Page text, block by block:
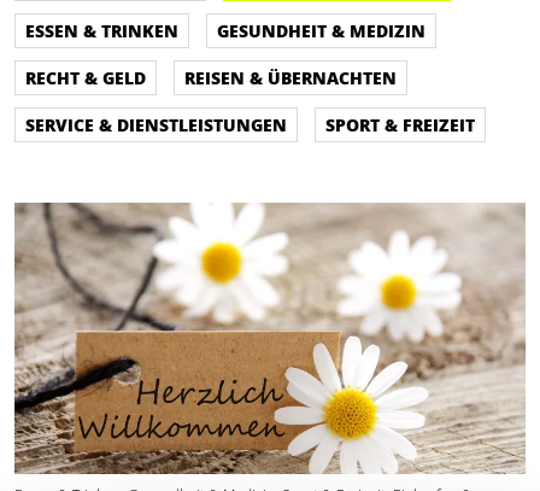
ESSEN & TRINKEN
GESUNDHEIT & MEDIZIN
RECHT & GELD
REISEN & ÜBERNACHTEN
SERVICE & DIENSTLEISTUNGEN
SPORT & FREIZEIT